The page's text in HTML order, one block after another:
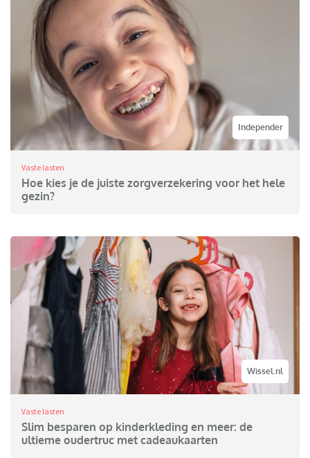
Independer
Vaste lasten
Hoe kies je de juiste zorgverzekering voor het hele
gezin?
Wissel.nl
Vaste lasten
Slim besparen op kinderkleding en meer: de
ultieme oudertruc met cadeaukaarten